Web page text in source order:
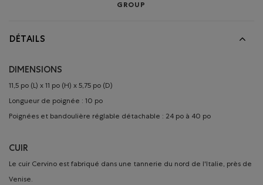
GROUP
DÉTAILS
DIMENSIONS
11,5 po (L) x 11 po (H) x 5,75 po (D)
Longueur de poignée : 10 po
Poignées et bandoulière réglable détachable : 24 po à 40 po
CUIR
Le cuir Cervino est fabriqué dans une tannerie du nord de l'Italie, près de
Venise.